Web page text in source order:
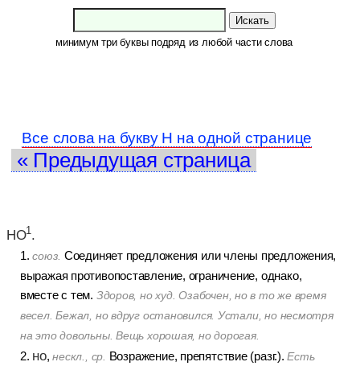
Искать
минимум три буквы подряд из любой части слова
Все слова на букву Н на одной странице
« Предыдущая страница
НО1 .
1.союз. Соединяет предложения или члены предложения,
выражая противопоставление, ограничение, однако,
вместе с тем. Здоров, но худ. Озабочен, но в то же время
весел. Бежал, но вдруг остановился. Устали, но несмотря
на это довольны. Вещь хорошая, но дорогая.
2. но,нескл., ср. Возражение, препятствие (разг.).Есть